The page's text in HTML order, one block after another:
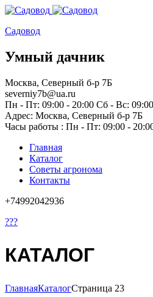
Садовод
Умный дачник
Москва, Северный б-р 7Б
severniy7b@ua.ru
Пн - Пт: 09:00 - 20:00 Сб - Вс:
Адрес: Москва, Северный б-р 7Б
Часы работы : Пн - Пт: 09:00 -
Главная
Каталог
Советы агронома
Контакты
+74992042936
???
КАТАЛОГ
ГлавнаяКаталогСтраница 23